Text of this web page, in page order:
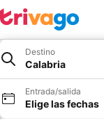
Destino
Calabria
Entrada/salida
Elige las fechas